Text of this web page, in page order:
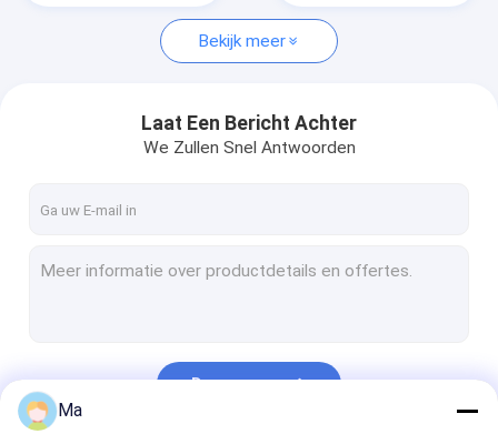
SiC verwarmingselementen
Industriële Ceramische Delen
Ceramisch boriumnitride
Alumina ceramische delen
Bekijk meer
Laat Een Bericht Achter
We Zullen Snel Antwoorden
Doorgaan
Ma